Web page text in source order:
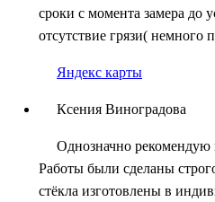
сроки с момента замера до
отсутствие грязи( немного
Яндекс карты
Ксения Виноградова
Однозначно рекомендую
Работы были сделаны
стёкла изготовлены в